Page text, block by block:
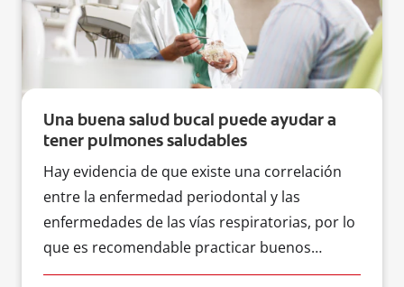
Una buena salud bucal puede ayudar a
tener pulmones saludables
Hay evidencia de que existe una correlación
entre la enfermedad periodontal y las
enfermedades de las vías respiratorias, por lo
que es recomendable practicar buenos
cuidados de salud bucal. Esto incluye el uso de